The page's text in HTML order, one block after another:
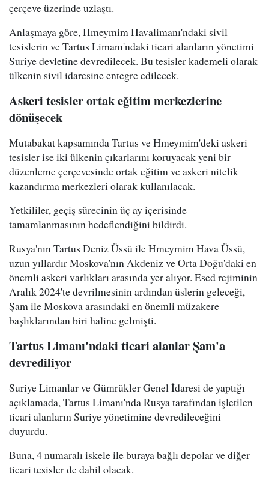
çerçeve üzerinde uzlaştı.
Anlaşmaya göre, Hmeymim Havalimanı'ndaki sivil
tesislerin ve Tartus Limanı'ndaki ticari alanların yönetimi
Suriye devletine devredilecek. Bu tesisler kademeli olarak
ülkenin sivil idaresine entegre edilecek.
Askeri tesisler ortak eğitim merkezlerine
dönüşecek
Mutabakat kapsamında Tartus ve Hmeymim'deki askeri
tesisler ise iki ülkenin çıkarlarını koruyacak yeni bir
düzenleme çerçevesinde ortak eğitim ve askeri nitelik
kazandırma merkezleri olarak kullanılacak.
Yetkililer, geçiş sürecinin üç ay içerisinde
tamamlanmasının hedeflendiğini bildirdi.
Rusya'nın Tartus Deniz Üssü ile Hmeymim Hava Üssü,
uzun yıllardır Moskova'nın Akdeniz ve Orta Doğu'daki en
önemli askeri varlıkları arasında yer alıyor. Esed rejiminin
Aralık 2024'te devrilmesinin ardından üslerin geleceği,
Şam ile Moskova arasındaki en önemli müzakere
başlıklarından biri haline gelmişti.
Tartus Limanı'ndaki ticari alanlar Şam'a
devrediliyor
Suriye Limanlar ve Gümrükler Genel İdaresi de yaptığı
açıklamada, Tartus Limanı'nda Rusya tarafından işletilen
ticari alanların Suriye yönetimine devredileceğini
duyurdu.
Buna, 4 numaralı iskele ile buraya bağlı depolar ve diğer
ticari tesisler de dahil olacak.